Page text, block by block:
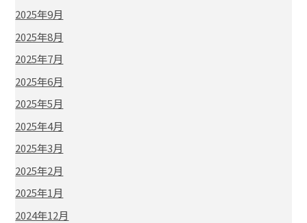
2025年9月
2025年8月
2025年7月
2025年6月
2025年5月
2025年4月
2025年3月
2025年2月
2025年1月
2024年12月